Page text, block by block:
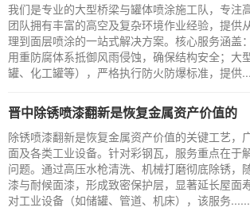
我们是专业的大型桥梁与罐体喷涂施工队，专注
团队拥有丰富的高空及复杂环境作业经验，提供
理到面层喷涂的一站式解决方案。核心服务涵盖
用重防腐体系抵御风雨侵蚀，确保结构安全；大
罐、化工罐等），严格执行防火防爆标准，提供
晋中除锈喷漆翻新是恢复金属资产价值的
除锈喷漆翻新是恢复金属资产价值的关键工艺，
面及各类工业设备。针对彩钢瓦，服务重点在于
问题。通过高压水枪清洗、机械打磨彻底除锈，
漆与耐候面漆，形成致密保护层，显著延长屋面
对工业设备（如储罐、管道、机床），该服务......